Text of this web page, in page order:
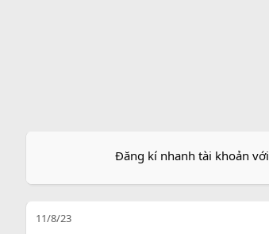
Đăng kí nhanh tài khoản với
11/8/23